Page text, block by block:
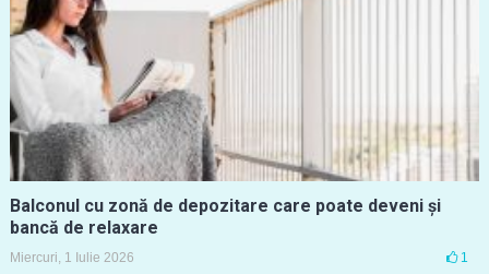
Balconul cu zonă de depozitare care poate deveni și
bancă de relaxare
Miercuri, 1 Iulie 2026 1